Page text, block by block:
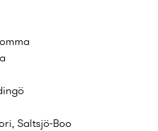
Saltsjö-Boo